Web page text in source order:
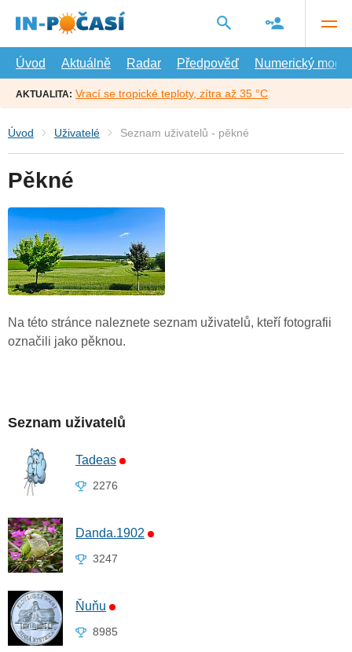
hlavní
Úvod
Aktuálně Radar Předpověď Numerický model
AKTUALITA: Vrací se tropické teploty, zítra až 35 °C
Úvod Uživatelé Seznam uživatelů - pěkné
Pěkné
Na této stránce naleznete seznam uživatelů, kteří fotografii
označili jako pěknou.
Seznam uživatelů
Tadeas
2276
Danda.1902
3247
Ňuňu
8985